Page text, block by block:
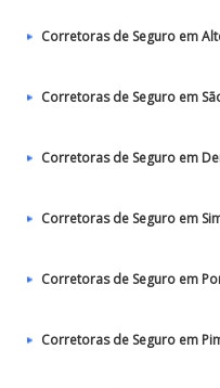
Corretoras de Seguro em
Corretoras de Seguro em
Corretoras de Seguro em
Corretoras de Seguro em
Corretoras de Seguro em
Corretoras de Seguro em